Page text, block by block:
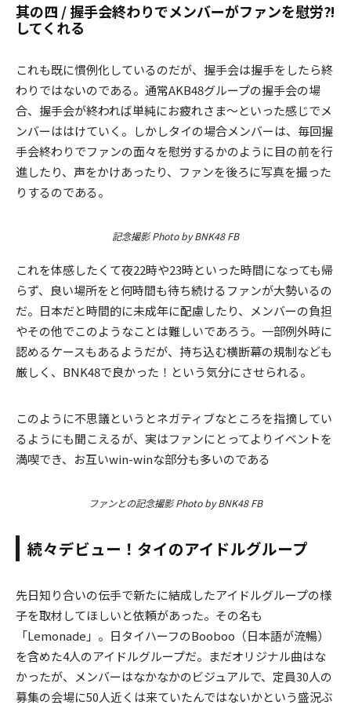
其の四 / 握手会終わりでメンバーがファンを慰労⁈
してくれる
これも既に慣例化しているのだが、握手会は握手をしたら終
わりではないのである。通常AKB48グループの握手会の場
合、握手会が終われば単純にお疲れさま～といった感じでメ
ンバーははけていく。しかしタイの場合メンバーは、毎回握
手会終わりでファンの面々を慰労するかのように目の前を行
進したり、声をかけあったり、ファンを後ろに写真を撮った
りするのである。
記念撮影 Photo by BNK48 FB
これを体感したくて夜22時や23時といった時間になっても帰
らず、良い場所をと何時間も待ち続けるファンが大勢いるの
だ。日本だと時間的に未成年に配慮したり、メンバーの負担
やその他でこのようなことは難しいであろう。一部例外時に
認めるケースもあるようだが、持ち込む横断幕の規制なども
厳しく、BNK48で良かった！という気分にさせられる。
このように不思議というとネガティブなところを指摘してい
るようにも聞こえるが、実はファンにとってよりイベントを
満喫でき、お互いwin-winな部分も多いのである
ファンとの記念撮影 Photo by BNK48 FB
続々デビュー！タイのアイドルグループ
先日知り合いの伝手で新たに結成したアイドルグループの様
子を取材してほしいと依頼があった。その名も
「Lemonade」。日タイハーフのBooboo（日本語が流暢）
を含めた4人のアイドルグループだ。まだオリジナル曲はな
かったが、メンバーはなかなかのビジュアルで、定員30人の
募集の会場に50人近くは来ていたんではないかという盛況ぶ